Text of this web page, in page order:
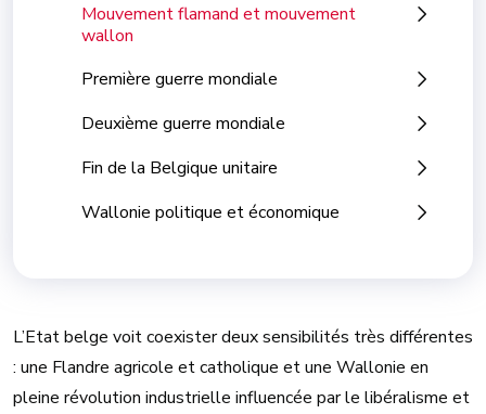
Mouvement flamand et mouvement
wallon
Première guerre mondiale
Deuxième guerre mondiale
Fin de la Belgique unitaire
Wallonie politique et économique
L’Etat belge voit coexister deux sensibilités très différentes
: une Flandre agricole et catholique et une Wallonie en
pleine révolution industrielle influencée par le libéralisme et